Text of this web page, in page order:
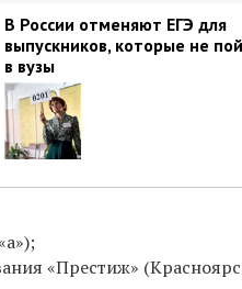
В России отменяют ЕГЭ для
выпускников, которые не
в вузы
;
«Престиж»